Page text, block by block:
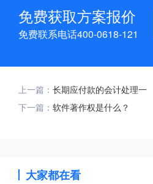
免费获取方案报价
免费联系电话400-0618-121
上一篇： 长期应付款的会计处理一
下一篇： 软件著作权是什么？
大家都在看